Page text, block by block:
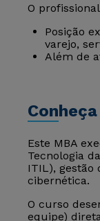
O
Posição
varejo,
Além de
Este MBA
Tecnologia
ITIL), gestão
cibernética.
O curso
equipe)